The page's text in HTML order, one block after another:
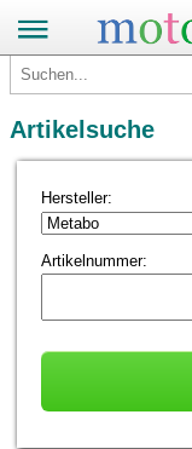
Artikelsuche
Hersteller:
Artikelnummer: